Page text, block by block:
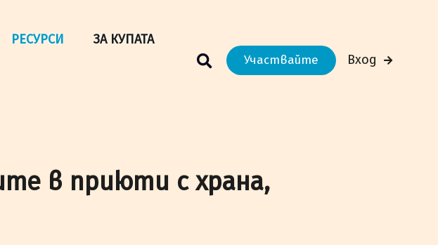
РЕСУРСИ ЗА КУПАТА
Участвайте Вход
в приюти с храна,